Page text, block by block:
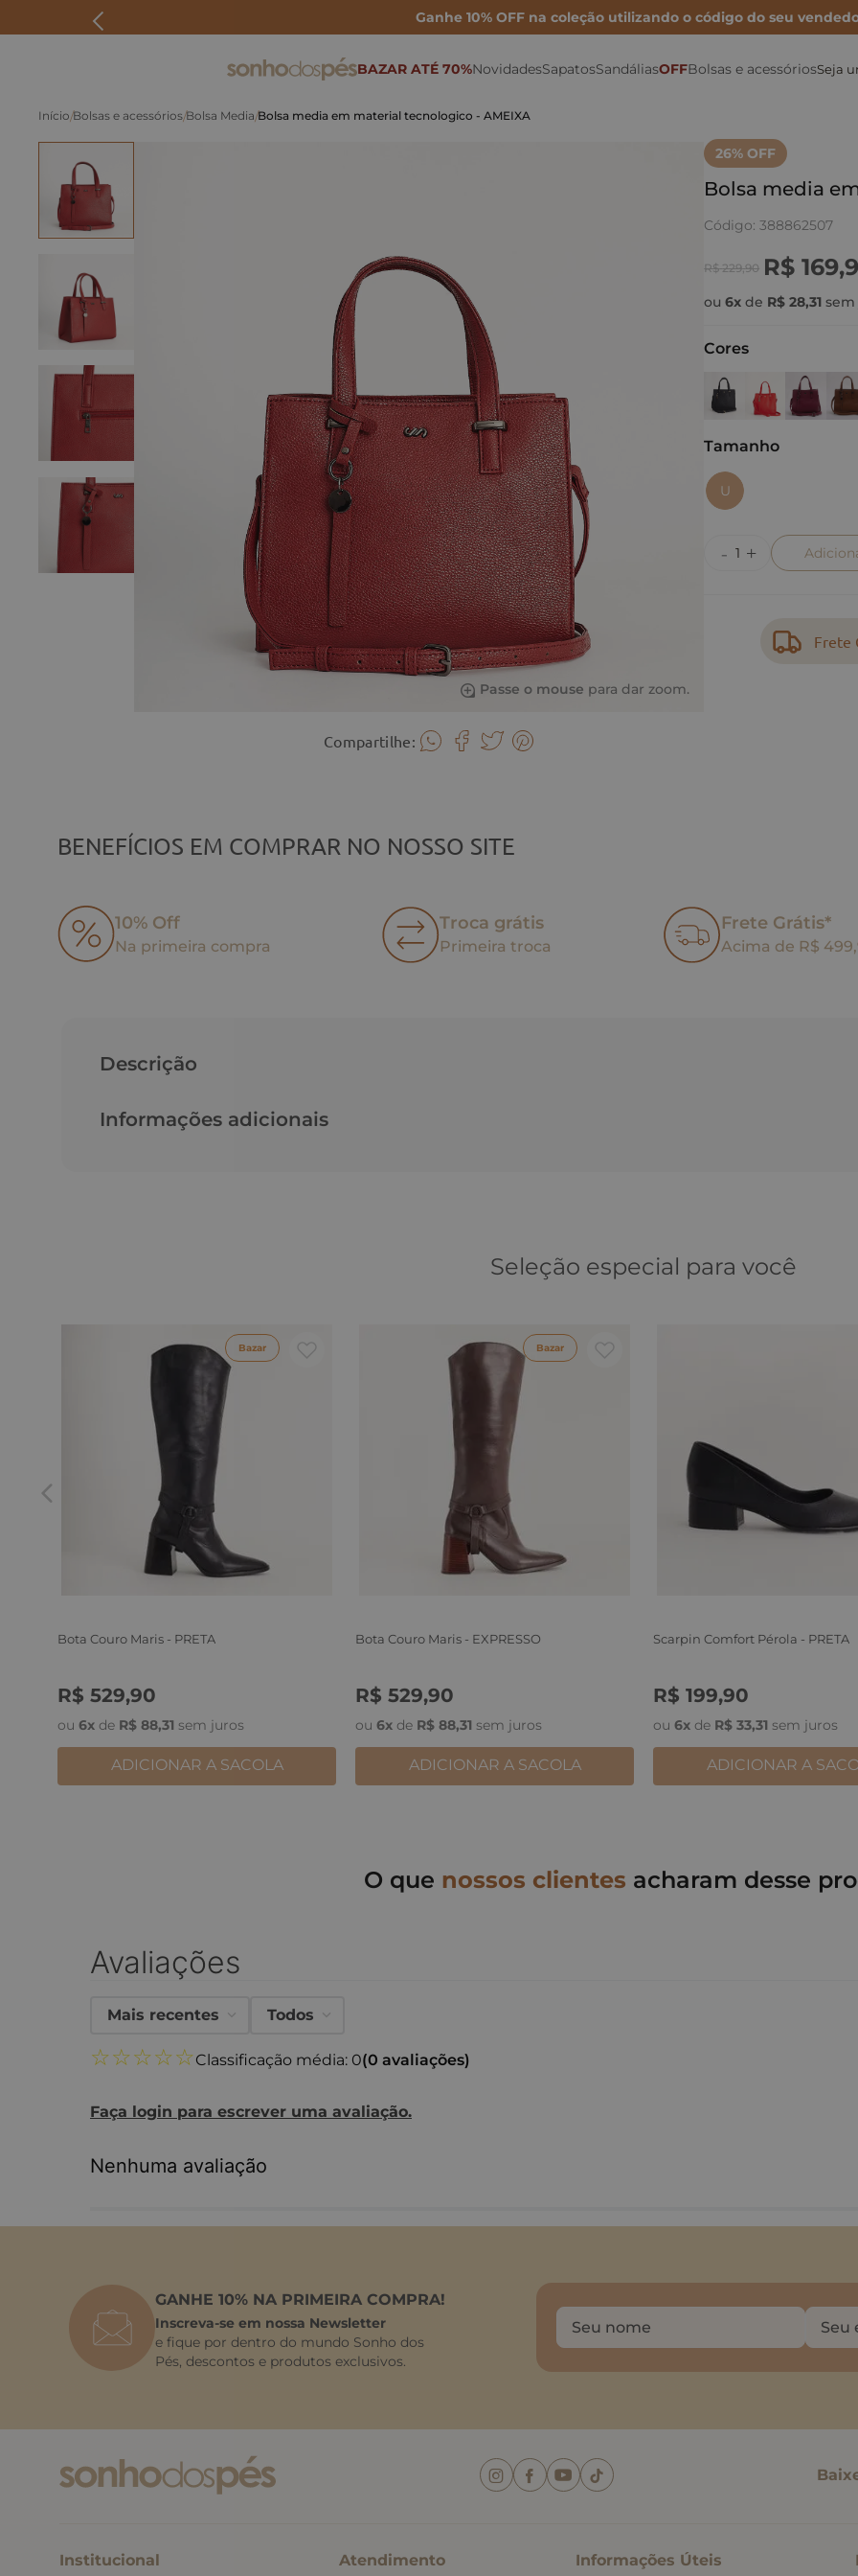
Ganhe 10% OFF na coleção utilizando o código do seu
BAZAR ATÉ 70%Novidades
Sonho por Nay
SapatosSandálias
Sandálias Altas
Sandálias médias e baixas
OFFBolsas e acessórios
Ver todas as Bolsas
Seja
Bolsas e acessórios Bolsa Media Bolsa media em material tecnologico - AMEIXA
Passe o mouse para dar zoom.
Compartilhe:
26% OFF
Bolsa media
Código:388862507
R$ 229,90 R$ 169,
ou6x de R$ 28,31 sem
Cores
Tamanho
U
Frete
BENEFÍCIOS EM COMPRAR NO NOSSO SITE
10% Off
Na primeira compra
Troca grátis
Primeira troca
Frete Grátis*
Acima de R$
Descrição
Informações adicionais
Seleção especial para você
Bazar
Bota Couro Maris - PRETA
R$ 529,90
ou 6x de R$ 88,31 sem juros
36
ADICIONAR A SACOLA
Bazar
Bota Couro Maris - EXPRESSO
R$ 529,90
ou 6x de R$ 88,31 sem juros
36
ADICIONAR A SACOLA
Scarpin Comfort Pérola - PRETA
R$ 199,90
ou 6x de R$ 33,31 sem juros
36
ADICIONAR A
O que nossos clientes acharam desse
Avaliações
☆☆☆☆☆Classificação média: 0(0 avaliações)
Faça login para escrever uma avaliação.
Mais recentes Todos
Nenhuma avaliação
GANHE 10% NA PRIMEIRA COMPRA!
Inscreva-se em nossa Newsletter
e fique por dentro do mundo Sonho dos
Pés, descontos e produtos exclusivos.
Institucional Atendimento Informações Úteis